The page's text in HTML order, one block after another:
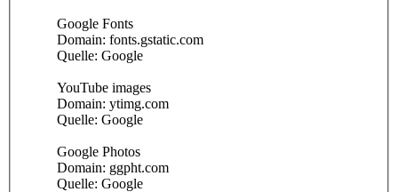
Google Fonts
Domain: fonts.gstatic.com
Quelle: Google
YouTube images
Domain: ytimg.com
Quelle: Google
Google Photos
Domain: ggpht.com
Quelle: Google